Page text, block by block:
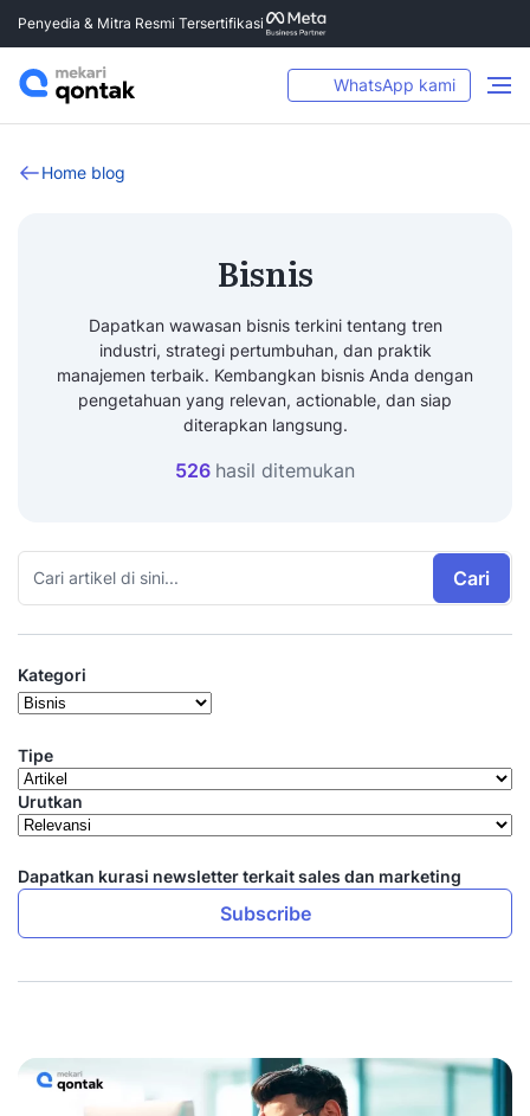
Penyedia & Mitra Resmi Tersertifikasi
WhatsApp kami
Home blog
Bisnis
Dapatkan wawasan bisnis terkini tentang tren
industri, strategi pertumbuhan, dan praktik
manajemen terbaik. Kembangkan bisnis Anda dengan
pengetahuan yang relevan, actionable, dan siap
diterapkan langsung.
526 hasil ditemukan
Cari
Kategori
Tipe
Urutkan
Dapatkan kurasi newsletter terkait sales dan marketing
Subscribe